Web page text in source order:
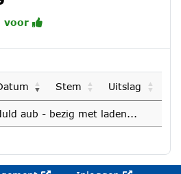
voor
Stem Uitslag
aub - bezig met laden...